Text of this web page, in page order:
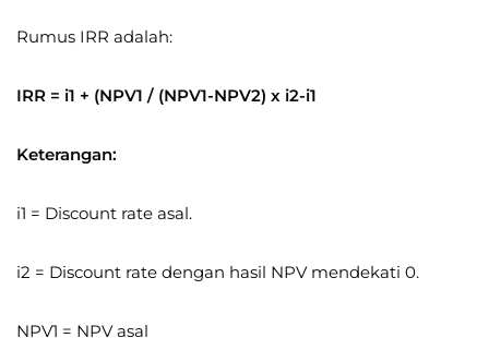
Rumus IRR adalah:
IRR = i1 + (NPV1 / (NPV1-NPV2) x i2-i1
Keterangan:
i1 = Discount rate asal.
i2 = Discount rate dengan hasil NPV mendekati 0.
NPV1 = NPV asal